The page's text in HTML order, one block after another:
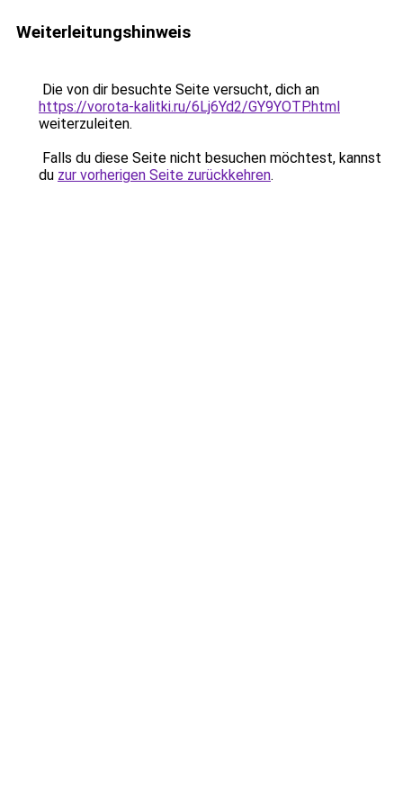
Weiterleitungshinweis
Die von dir besuchte Seite versucht, dich an
https://vorota-kalitki.ru/6Lj6Yd2/GY9YOTP.html
weiterzuleiten.
Falls du diese Seite nicht besuchen möchtest, kannst
du zur vorherigen Seite zurückkehren.